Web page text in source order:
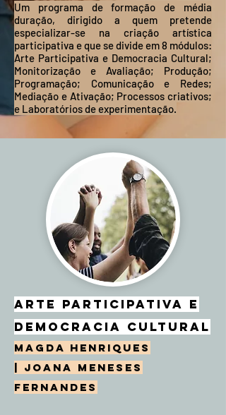
Um programa de formação de média
duração, dirigido a quem pretende
especializar-se na criação artística
participativa e que se divide em 8 módulos:
Arte Participativa e Democracia Cultural;
Monitorização e Avaliação; Produção;
Programação; Comunicação e Redes;
Mediação e Ativação; Processos criativos;
e Laboratórios de experimentação.
Arte Participativa e
Democracia Cultural
Magda Henriques
| Joana Meneses
Fernandes